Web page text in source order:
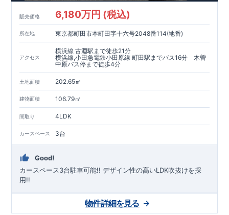
販売価格 6,180万円 (税込)
所在地 東京都町田市本町田字十六号2048番114(地番)
アクセス
横浜線 古淵駅まで徒歩21分
横浜線,小田急電鉄小田原線 町田駅までバス16分 木曽
中原バス停まで徒歩4分
土地面積 202.65㎡
建物面積 106.79㎡
間取り 4LDK
カースペース 3台
Good!
カースペース3台駐車可能!! ​デザイン性の高いLDK吹抜けを採
用!!
物件詳細を見る